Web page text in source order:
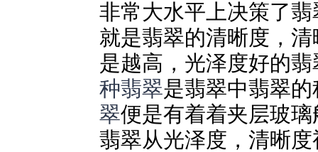
非常大水平上决策了
就是翡翠的清晰度，
是越高，光泽度好的
种翡翠是翡翠中翡翠
翠便是有着着夹层玻
翡翠从光泽度，清晰